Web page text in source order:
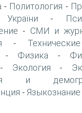
- Политология -
-
- СМИ и
-
- Физика -
Экология -
и
- Языкознание